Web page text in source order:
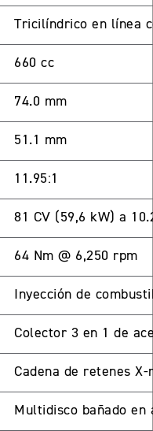
Tricilíndrico en línea
660 cc
74.0 mm
51.1 mm
11.95:1
81 CV (59,6 kW) a
64 Nm @ 6,250 rpm
Inyección de
Colector 3 en 1 de
Cadena de retenes X-
Multidisco bañado